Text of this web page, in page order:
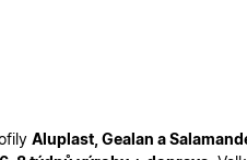
Aluplast, Gealan a